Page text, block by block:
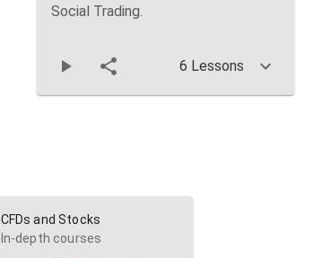
Social Trading.
6 Lessons
CFDs and Stocks
In-depth courses